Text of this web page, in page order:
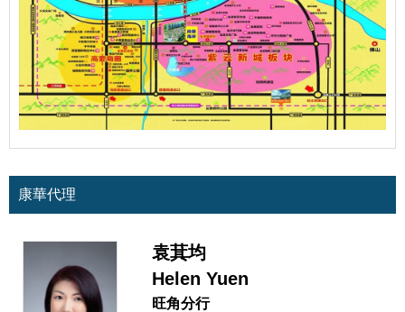
康華代理
袁萁均
Helen Yuen
旺角分行